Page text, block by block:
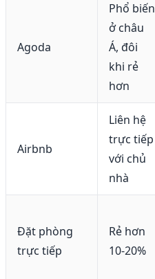
Agoda
Phổ biến
ở châu
Á, đôi
khi rẻ
hơn
Airbnb
Liên hệ
trực tiếp
với chủ
nhà
Đặt phòng
trực tiếp
Rẻ hơn
10-20%